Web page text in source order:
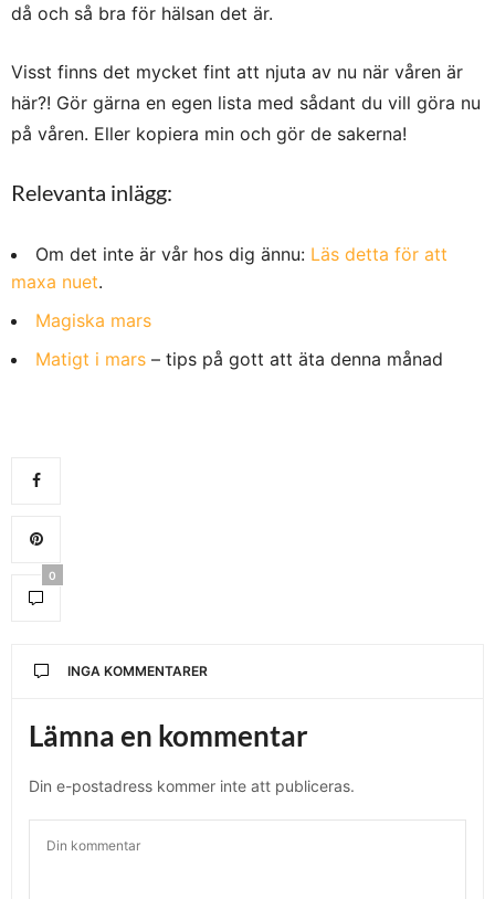
då och så bra för hälsan det är.
Visst finns det mycket fint att njuta av nu när våren är
här?! Gör gärna en egen lista med sådant du vill göra nu
på våren. Eller kopiera min och gör de sakerna!
Relevanta inlägg:
Om det inte är vår hos dig ännu: Läs detta för att
maxa nuet.
Magiska mars
Matigt i mars – tips på gott att äta denna månad
0
INGA KOMMENTARER
Lämna en kommentar
Din e-postadress kommer inte att publiceras.